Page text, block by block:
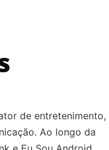
de entretenimento,
Ao longo da